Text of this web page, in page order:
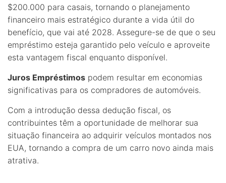
$200.000 para casais, tornando o planejamento
financeiro mais estratégico durante a vida útil do
benefício, que vai até 2028. Assegure-se de que o seu
empréstimo esteja garantido pelo veículo e aproveite
esta vantagem fiscal enquanto disponível.
Juros Empréstimos podem resultar em economias
significativas para os compradores de automóveis.
Com a introdução dessa dedução fiscal, os
contribuintes têm a oportunidade de melhorar sua
situação financeira ao adquirir veículos montados nos
EUA, tornando a compra de um carro novo ainda mais
atrativa.